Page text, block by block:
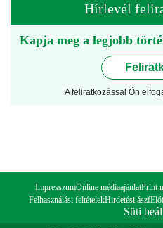
Hírlevél
Kapja meg a legjobb
A feliratkozással Ön
ImpresszumOnline médiaajánlatPrint
Felhasználási feltételekHirdetési ászf
Süti